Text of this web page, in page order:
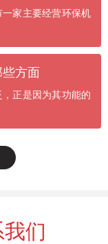
家主要经营环保机
方面
正是因为其功能的
们